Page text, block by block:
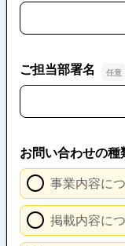
法人名
ご担当部署名
ご担当部署名
お問い合わせの種
事業内容に
掲載内容に